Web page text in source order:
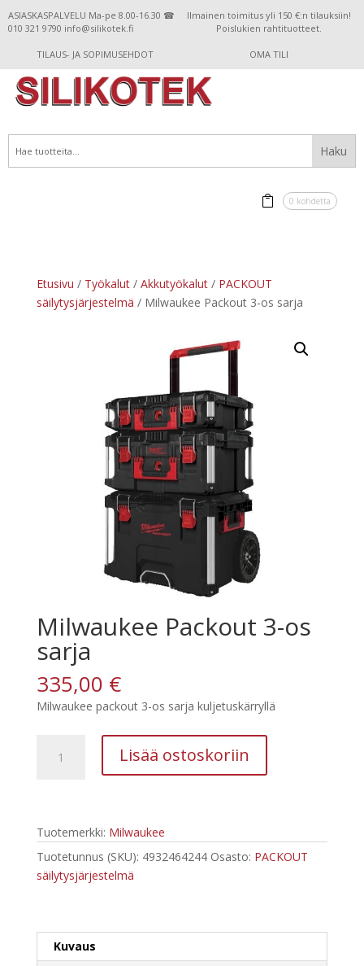
ASIASKASPALVELU Ma-pe 8.00-16.30 ☎
010 321 9790 info@silikotek.fi
Ilmainen toimitus yli 150 €:n tilauksiin!
Poislukien rahtituotteet.
TILAUS- JA SOPIMUSEHDOT OMA TILI
0 kohdetta
Etusivu / Työkalut/ Akkutyökalut/ PACKOUT
säilytysjärjestelmä / Milwaukee Packout 3-os sarja
Milwaukee Packout 3-os
sarja
335,00 €
Milwaukee packout 3-os sarja kuljetuskärryllä
Packout
määrä
Lisää ostoskoriin
Tuotemerkki: Milwaukee
Tuotetunnus (SKU): 4932464244 Osasto: PACKOUT
säilytysjärjestelmä
Kuvaus